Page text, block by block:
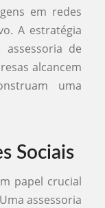
em redes
A estratégia
de
alcancem
uma
Sociais
papel crucial
assessoria